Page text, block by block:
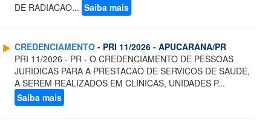
DE RADIACAO... Saiba mais
CREDENCIAMENTO - PRI 11/2026 - APUCARANA/PR
PRI 11/2026 - PR - O CREDENCIAMENTO DE PESSOAS
JURIDICAS PARA A PRESTACAO DE SERVICOS DE SAUDE,
A SEREM REALIZADOS EM CLINICAS, UNIDADES P...
Saiba mais